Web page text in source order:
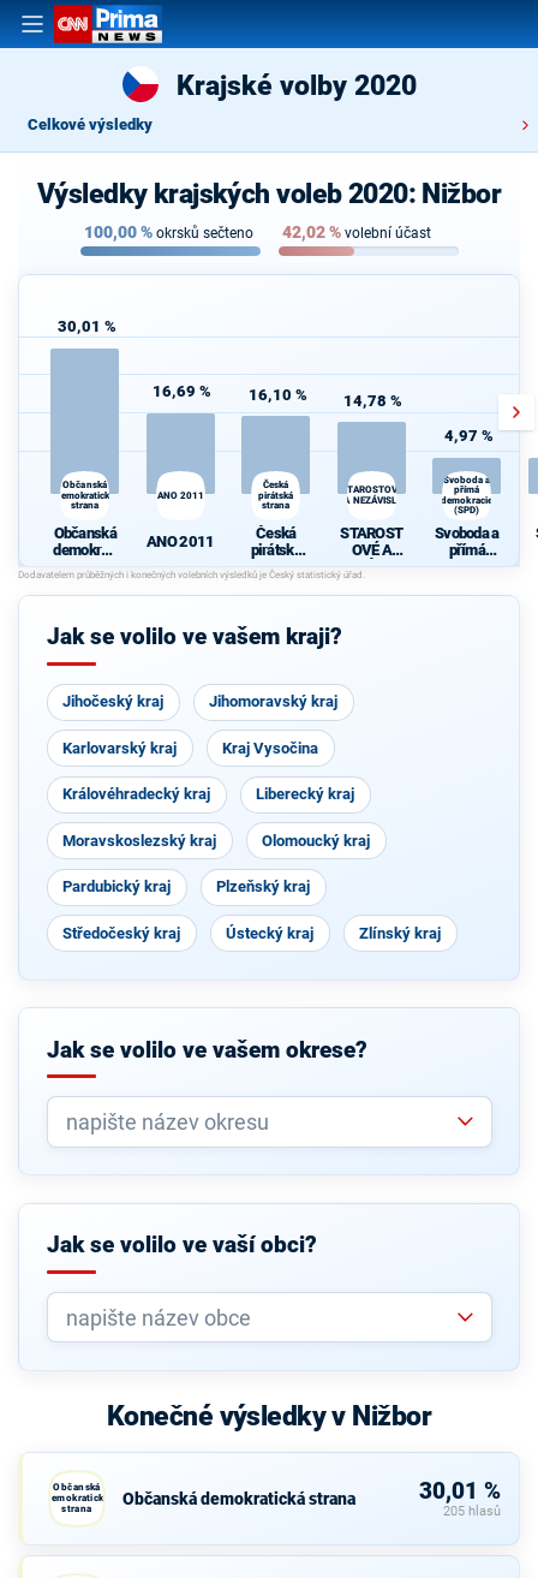
Krajské volby 2020
Celkové výsledky
Výsledky krajských voleb 2020: Nižbor
100,00% okrsků sečteno 42,02% volební účast
30,01 %
Občanská
demokratická
strana
Občanská
demokrati
cká strana
16,69 %
ANO 2011
ANO 2011
16,10 %
Česká
pirátská
strana
Česká
pirátská
strana
14,78 %
STAROSTOVÉ
A NEZÁVISLÍ
STAROST
OVÉ A
NEZÁVISL
4,97 %
Svoboda a
přímá
demokracie
(SPD)
Svoboda a
přímá
demokraci
Jak se volilo ve vašem kraji?
Jihočeský kraj Jihomoravský kraj
Karlovarský kraj Kraj Vysočina
Královéhradecký kraj Liberecký kraj
Moravskoslezský kraj Olomoucký kraj
Pardubický kraj Plzeňský kraj
Středočeský kraj Ústecký kraj Zlínský kraj
Jak se volilo ve vašem okrese?
Jak se volilo ve vaší obci?
Konečné výsledky v Nižbor
Občanská
demokratická
strana
Občanská demokratická strana 30,01 %
205 hlasů